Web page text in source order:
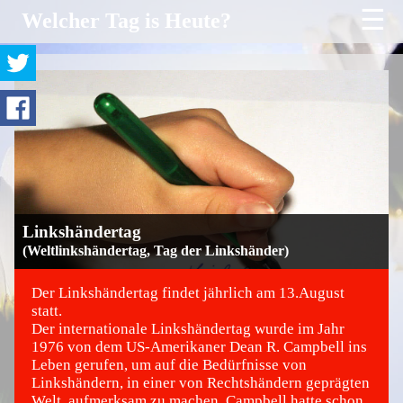
Welcher Tag is Heute? ☰
Linkshändertag
(Weltlinkshändertag, Tag der Linkshänder)
©
Der Linkshändertag findet jährlich am 13.August
statt.
Der internationale Linkshändertag wurde im Jahr
1976 von dem US-Amerikaner Dean R. Campbell ins
Leben gerufen, um auf die Bedürfnisse von
Linkshändern, in einer von Rechtshändern geprägten